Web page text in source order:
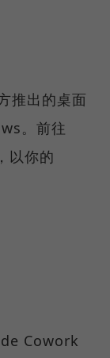
推出的桌面
。前往
以你的
Cowork